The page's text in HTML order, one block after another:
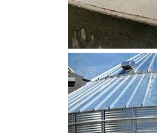
CLIQUEZ